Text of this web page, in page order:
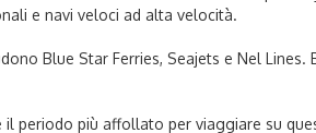
e navi veloci ad alta velocità.
Blue Star Ferries, Seajets e Nel
periodo più affollato per viaggiare su